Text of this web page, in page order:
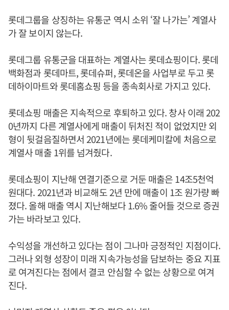
롯데그룹을 상징하는 유통군 역시 소위 ‘잘 나가는’ 계열사
가 잘 보이지 않는다.
롯데그룹 유통군을 대표하는 계열사는 롯데쇼핑이다. 롯데
백화점과 롯데마트, 롯데슈퍼, 롯데온을 사업부로 두고 롯
데하이마트와 롯데홈쇼핑 등을 종속회사로 가지고 있다.
롯데쇼핑 매출은 지속적으로 후퇴하고 있다. 창사 이래 202
0년까지 다른 계열사에게 매출이 뒤처진 적이 없었지만 외
형이 뒷걸음질하면서 2021년에는 롯데케미칼에 처음으로
계열사 매출 1위를 넘겨줬다.
롯데쇼핑이 지난해 연결기준으로 거둔 매출은 14조5천억
원대다. 2021년과 비교해도 2년 만에 매출이 1조 원가량 빠
졌다. 올해 매출 역시 지난해보다 1.6% 줄어들 것으로 증권
가는 바라보고 있다.
수익성을 개선하고 있다는 점이 그나마 긍정적인 지점이다.
그러나 외형 성장이 미래 지속가능성을 담보하는 중요 지표
로 여겨진다는 점에서 결코 안심할 수 없는 상황으로 여겨
진다.